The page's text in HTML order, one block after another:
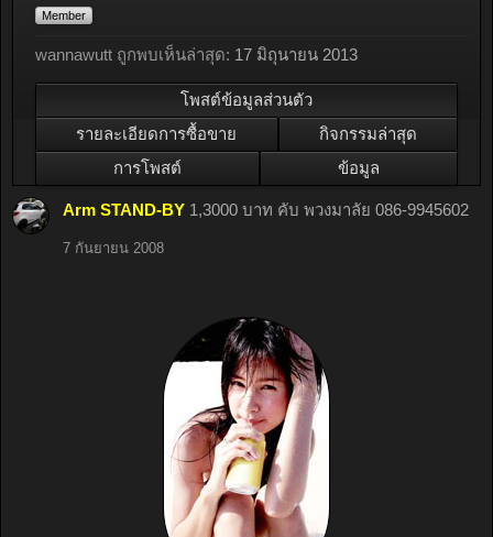
Member
wannawutt ถูกพบเห็นล่าสุด: 17 มิถุนายน 2013
โพสต์ข้อมูลส่วนตัว
รายละเอียดการซื้อขาย
กิจกรรมล่าสุด
การโพสต์
ข้อมูล
Arm STAND-BY 1,3000 บาท คับ พวงมาลัย 086-9945602
7 กันยายน 2008